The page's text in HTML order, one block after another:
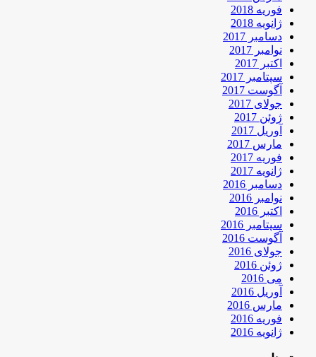
فوریه 2018
ژانویه 2018
دسامبر 2017
نوامبر 2017
اکتبر 2017
سپتامبر 2017
آگوست 2017
جولای 2017
ژوئن 2017
آوریل 2017
مارس 2017
فوریه 2017
ژانویه 2017
دسامبر 2016
نوامبر 2016
اکتبر 2016
سپتامبر 2016
آگوست 2016
جولای 2016
ژوئن 2016
می 2016
آوریل 2016
مارس 2016
فوریه 2016
ژانویه 2016